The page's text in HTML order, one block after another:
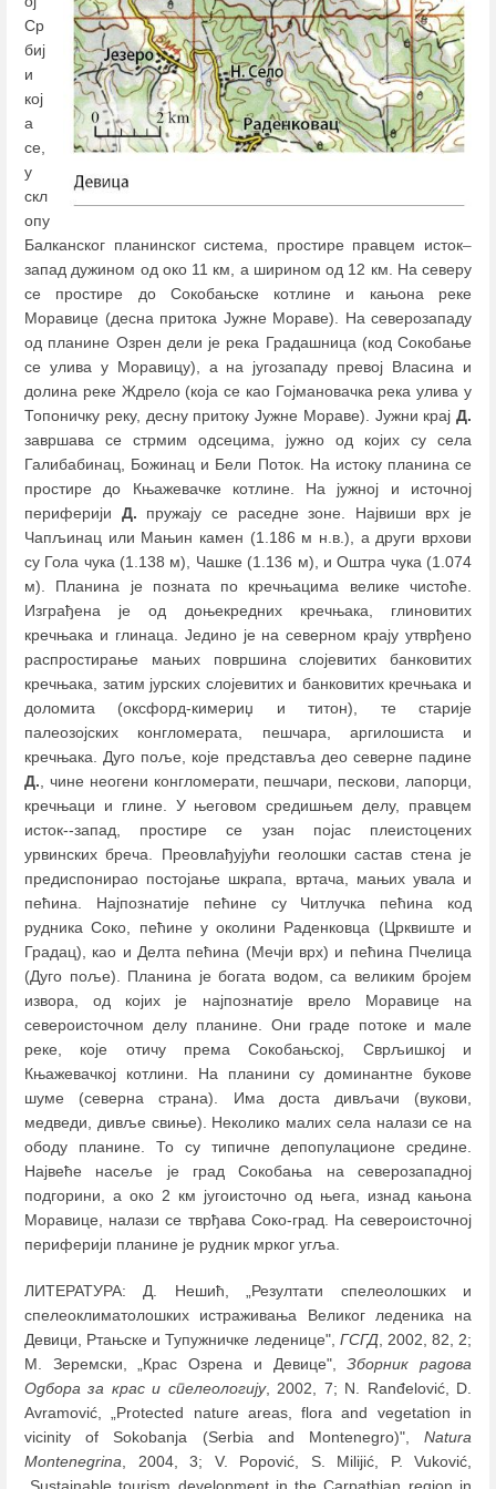
Ср
биј
и
кој
а
се,
у
скл
опу
Балканског планинског система, простире правцем исток–
запад дужином од око 11 км, а ширином од 12 км. На северу
се простире до Сокобањске котлине и кањона реке
Моравице (десна притока Јужне Мораве). На северозападу
од планине Озрен дели је река Градашница (код Сокобање
се улива у Моравицу), а на југозападу превој Власина и
долина реке Ждрело (која се као Гојмановачка река улива у
Топоничку реку, десну притоку Јужне Мораве). Јужни крај Д.
завршава се стрмим одсецима, јужно од којих су села
Галибабинац, Божинац и Бели Поток. На истоку планина се
простире до Књажевачке котлине. На јужној и источној
периферији Д. пружају се раседне зоне. Највиши врх је
Чапљинац или Мањин камен (1.186 м н.в.), а други врхови
су Гола чука (1.138 м), Чашке (1.136 м), и Оштра чука (1.074
м). Планина је позната по кречњацима велике чистоће.
Изграђена је од доњекредних кречњака, глиновитих
кречњака и глинаца. Једино је на северном крају утврђено
распростирање мањих површина слојевитих банковитих
кречњака, затим јурских слојевитих и банковитих кречњака и
доломита (оксфорд-кимериџ и титон), те старије
палеозојских конгломерата, пешчара, аргилошиста и
кречњака. Дуго поље, које представља део северне падине
Д., чине неогени конгломерати, пешчари, пескови, лапорци,
кречњаци и глине. У његовом средишњем делу, правцем
исток--запад, простире се узан појас плеистоцених
урвинских бреча. Преовлађујући геолошки састав стена је
предиспонирао постојање шкрапа, вртача, мањих увала и
пећина. Најпознатије пећине су Читлучка пећина код
рудника Соко, пећине у околини Раденковца (Црквиште и
Градац), као и Делта пећина (Мечји врх) и пећина Пчелица
(Дуго поље). Планина је богата водом, са великим бројем
извора, од којих је најпознатије врело Моравице на
североисточном делу планине. Они граде потоке и мале
реке, које отичу према Сокобањској, Сврљишкој и
Књажевачкој котлини. На планини су доминантне букове
шуме (северна страна). Има доста дивљачи (вукови,
медведи, дивље свиње). Неколико малих села налази се на
ободу планине. То су типичне депопулационе средине.
Највеће насеље је град Сокобања на северозападној
подгорини, а око 2 км југоисточно од њега, изнад кањона
Моравице, налази се тврђава Соко-град. На североисточној
периферији планине је рудник мрког угља.
ЛИТЕРАТУРА: Д. Нешић, „Резултати спелеолошких и
спелеоклиматолошких истраживања Великог леденика на
Девици, Ртањске и Тупужничке леденице", ГСГД, 2002, 82, 2;
М. Зеремски, „Крас Озрена и Девице",Зборник радова
Одбора за крас и спелеологију, 2002, 7; N. Ranđelović, D.
Avramović, „Protected nature areas, flora and vegetation in
vicinity of Sokobanja (Serbia and Montenegro)", Natura
Montenegrina , 2004, 3; V. Popović, S. Milijić, P. Vuković,
„Sustainable tourism development in the Carpathian region in